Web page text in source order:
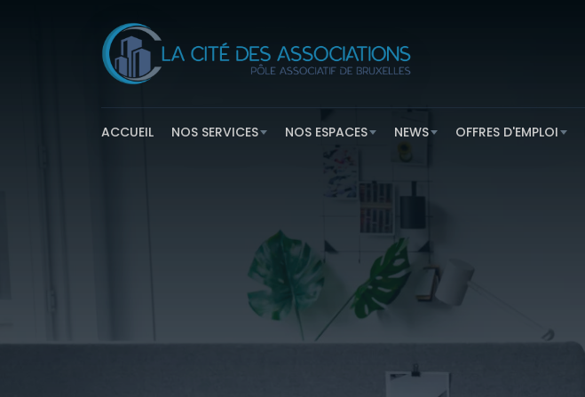
ACCUEIL NOS SERVICES NOS ESPACES NEWS OFFRES D'EMPLOI